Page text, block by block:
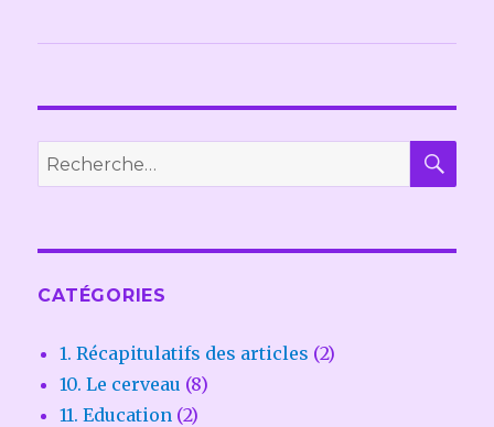
Recherche
pour :
CATÉGORIES
1. Récapitulatifs des articles (2)
10. Le cerveau (8)
11. Education (2)